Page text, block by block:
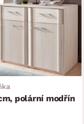
polární modřín